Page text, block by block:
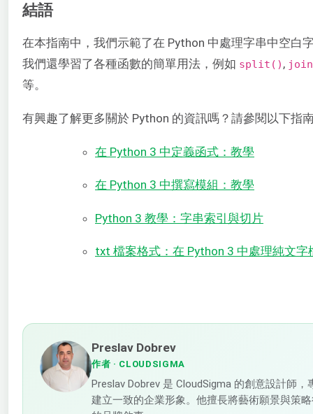
結語
在本指南中，我們示範了在 Python 中處理字串中空白
我們還學習了各種函數的簡單用法，例如 split() ,
等。
有興趣了解更多關於 Python 的資訊嗎？請參閱以下指
在 Python 3 中定義函式：教學
在 Python 3 中撰寫模組：教學
Python 3 教學：字串索引與切片
txt 檔案格式：在 Python 3 中處理純文字
Preslav Dobrev
作者 · CLOUDSIGMA
Preslav Dobrev 是 CloudSigma 的創意設計師
建立一致的企業形象。他擅長將藝術願景與策